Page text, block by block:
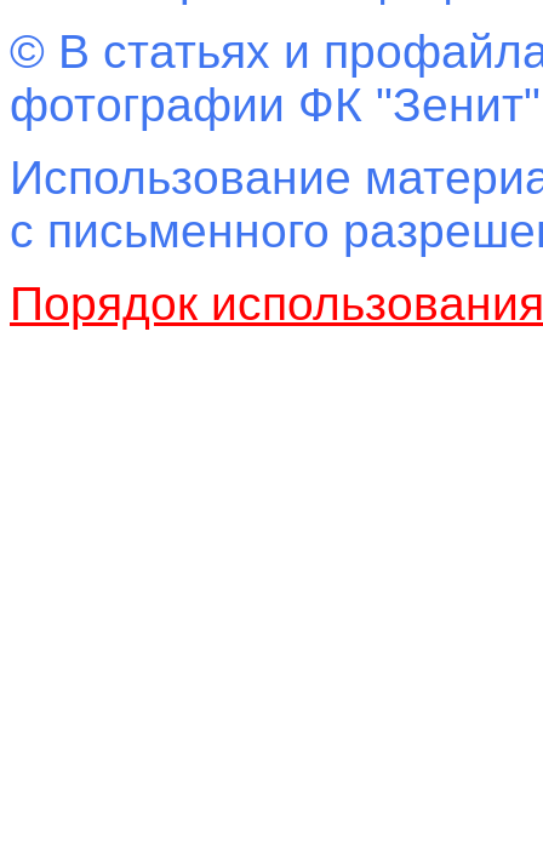
© В статьях и
фотографии ФК
Использование
с письменного
Порядок